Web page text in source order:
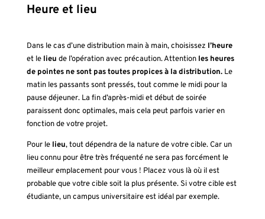
Heure et lieu
Dans le cas d’une distribution main à main, choisissez l’heure
et le lieu de l’opération avec précaution. Attentionles heures
de pointes ne sont pas toutes propices à la distribution.Le
matin les passants sont pressés, tout comme le midi pour la
pause déjeuner. La fin d’après-midi et début de soirée
paraissent donc optimales, mais cela peut parfois varier en
fonction de votre projet.
Pour le lieu, tout dépendra de la nature de votre cible. Car un
lieu connu pour être très fréquenté ne sera pas forcément le
meilleur emplacement pour vous ! Placez vous là où il est
probable que votre cible soit la plus présente. Si votre cible est
étudiante, un campus universitaire est idéal par exemple.